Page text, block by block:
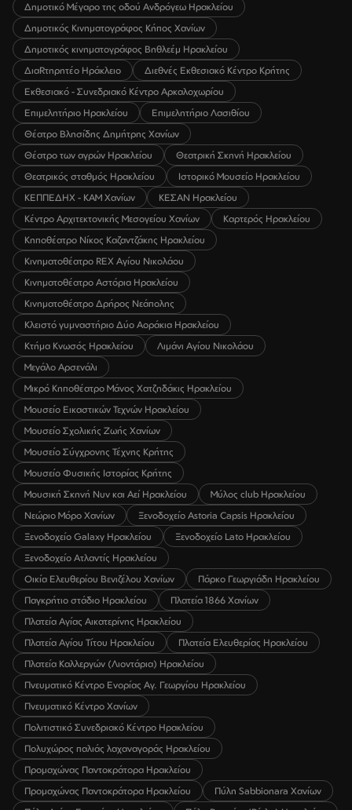
Δημοτικό Μέγαρο της οδού Ανδρόγεω Ηρακλείου
Δημοτικός Κινηματογράφος Κήπος Χανίων
Δημοτικός κινηματογράφος Βηθλεέμ Ηρακλείου
ΔιαRτηρητέο Ηράκλειο
Διεθνές Εκθεσιακό Κέντρο Κρήτης
Εκθεσιακό - Συνεδριακό Κέντρο Αρκαλοχωρίου
Επιμελητήριο Ηρακλείου
Επιμελητήριο Λασιθίου
Θέατρο Βλησίδης Δημήτρης Χανίων
Θέατρο των αγρών Ηρακλείου
Θεατρική Σκηνή Ηρακλείου
Θεατρικός σταθμός Ηρακλείου
Ιστορικό Μουσείο Ηρακλείου
ΚΕΠΠΕΔΗΧ - ΚΑΜ Χανίων
ΚΕΣΑΝ Ηρακλείου
Κέντρο Αρχιτεκτονικής Μεσογείου Χανίων
Καρτερός Ηρακλείου
Κηποθέατρο Νίκος Καζαντζάκης Ηρακλείου
Κινηματοθέατρο REX Αγίου Νικολάου
Κινηματοθέατρο Αστόρια Ηρακλείου
Κινηματοθέατρο Δρήρος Νεάπολης
Κλειστό γυμναστήριο Δύο Αοράκια Ηρακλείου
Κτήμα Κνωσός Ηρακλείου
Λιμάνι Αγίου Νικολάου
Μεγάλο Αρσενάλι
Μικρό Κηποθέατρο Μάνος Χατζηδάκις Ηρακλείου
Μουσείο Εικαστικών Τεχνών Ηρακλείου
Μουσείο Σχολικής Ζωής Χανίων
Μουσείο Σύγχρονης Τέχνης Κρήτης
Μουσείο Φυσικής Ιστορίας Κρήτης
Μουσική Σκηνή Νυν και Αεί Ηρακλείου
Μύλος club Ηρακλείου
Νεώριο Μόρο Χανίων
Ξενοδοχείο Astoria Capsis Ηρακλείου
Ξενοδοχείο Galaxy Ηρακλείου
Ξενοδοχείο Lato Ηρακλείου
Ξενοδοχείο Ατλαντίς Ηρακλείου
Οικία Ελευθερίου Βενιζέλου Χανίων
Πάρκο Γεωργιάδη Ηρακλείου
Παγκρήτιο στάδιο Ηρακλείου
Πλατεία 1866 Χανίων
Πλατεία Αγίας Αικατερίνης Ηρακλείου
Πλατεία Αγίου Τίτου Ηρακλείου
Πλατεία Ελευθερίας Ηρακλείου
Πλατεία Καλλεργών (Λιοντάρια) Ηρακλείου
Πνευματικό Κέντρο Ενορίας Αγ. Γεωργίου Ηρακλείου
Πνευματικό Κέντρο Χανίων
Πολιτιστικό Συνεδριακό Κέντρο Ηρακλείου
Πολυχώρος παλιάς λαχαναγοράς Ηρακλείου
Προμαχώνας Παντοκράτορα Ηρακλείου
Προμαχώνας Παντοκράτορα Ηρακλείου
Πύλη Sabbionara Χανίων